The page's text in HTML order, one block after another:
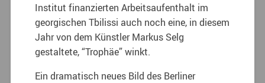
Institut finanzierten Arbeitsaufenthalt im
georgischen Tbilissi auch noch eine, in diesem
Jahr von dem Künstler Markus Selg
gestaltete, “Trophäe” winkt.
Ein dramatisch neues Bild des Berliner